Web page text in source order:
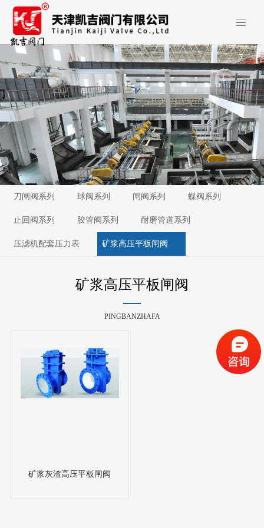
刀闸阀系列 球阀系列 闸阀系列 蝶阀系列
止回阀系列 胶管阀系列 耐磨管道系列
压滤机配套压力表 矿浆高压平板闸阀
矿浆高压平板闸阀
PINGBANZHAFA
矿浆灰渣高压平板闸阀